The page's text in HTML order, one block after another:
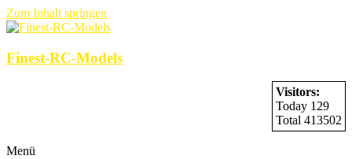
Zum Inhalt springen
Finest-RC-Models
Visitors:
Today 129
Total 413502
Menü